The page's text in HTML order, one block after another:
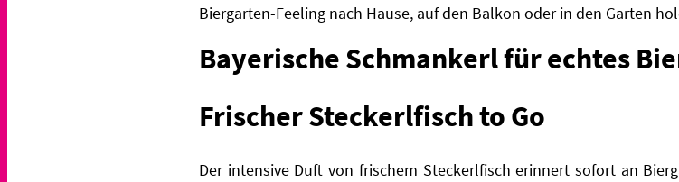
Biergarten-Feeling nach Hause, auf den Balkon oder in den Garten
Bayerische Schmankerl für echtes
Frischer Steckerlfisch to Go
Der intensive Duft von frischem Steckerlfisch erinnert sofort an